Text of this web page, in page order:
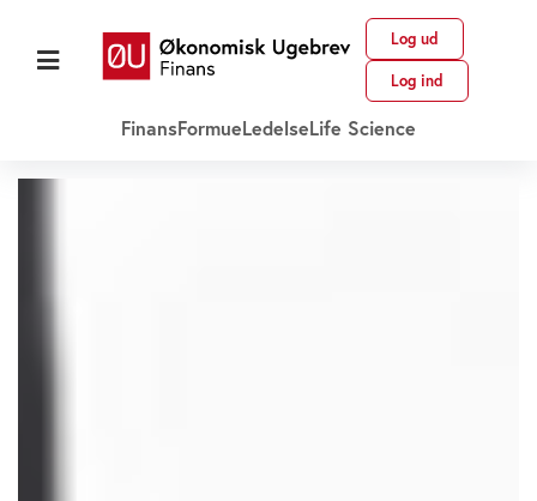
Log ud
Log ind
FinansFormueLedelseLife Science